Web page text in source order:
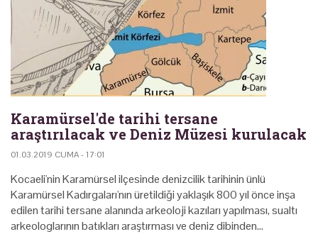
Karamürsel'de tarihi tersane
araştırılacak ve Deniz Müzesi kurulacak
01.03.2019 CUMA - 17:01
Kocaeli'nin Karamürsel ilçesinde denizcilik tarihinin ünlü
Karamürsel Kadırgaları'nın üretildiği yaklaşık 800 yıl önce inşa
edilen tarihi tersane alanında arkeoloji kazıları yapılması, sualtı
arkeologlarının batıkları araştırması ve deniz dibinden…